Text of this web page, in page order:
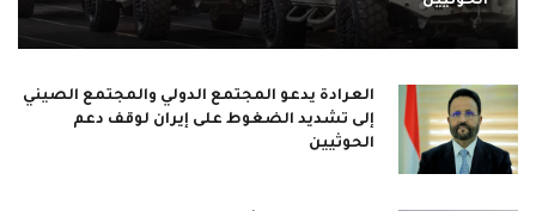
العرادة يدعو المجتمع الدولي والمجتمع الصيني
إلى تشديد الضغوط على إيران لوقف دعم
الحوثيين